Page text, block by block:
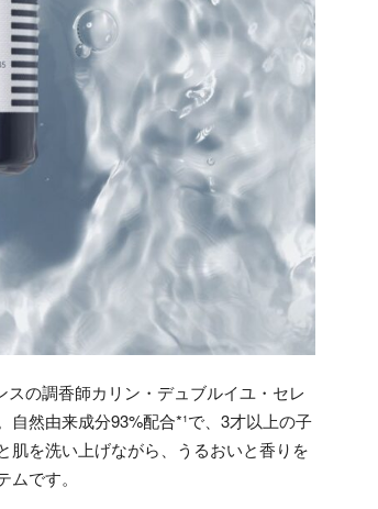
スの調香師カリン・デュブルイユ・セレ
然由来成分93%配合*¹で、3才以上の子
肌を洗い上げながら、うるおいと香りを
です。